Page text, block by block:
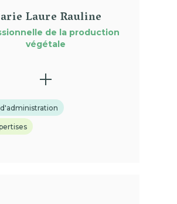
Laure Rauline
de la production
végétale